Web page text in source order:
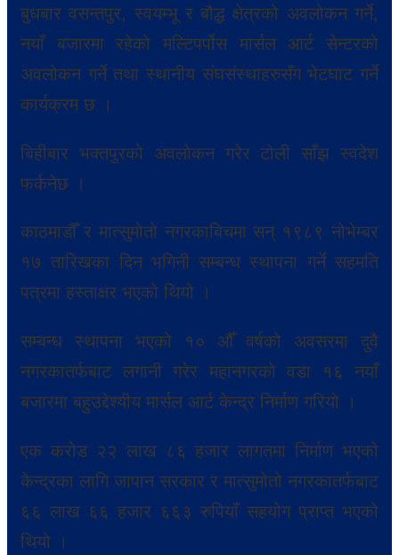
बुधबार वसन्तपुर, स्वयम्भू र बौद्ध क्षेत्रको अवलोकन गर्ने,
नयाँ बजारमा रहेको मल्टिपर्पोस मार्सल आर्ट सेन्टरको
अवलोकन गर्ने तथा स्थानीय संघसंस्थाहरुसँग भेटघाट गर्ने
कार्यक्रम छ ।
बिहीबार भक्तपुरको अवलोकन गरेर टोली साँझ स्वदेश
फर्कनेछ ।
काठमाडौँ र मात्सुमोतो नगरकाबिचमा सन् १९८९ नोभेम्बर
१७ तारिखका दिन भगिनी सम्बन्ध स्थापना गर्ने सहमति
पत्रमा हस्ताक्षर भएको थियो ।
सम्बन्ध स्थापना भएको १० औँ वर्षको अवसरमा दुवै
नगरकातर्फबाट लगानी गरेर महानगरको वडा १६ नयाँ
बजारमा बहुउद्देश्यीय मार्सल आर्ट केन्द्र निर्माण गरियो ।
एक करोड २२ लाख ८६ हजार लागतमा निर्माण भएको
केन्द्रका लागि जापान सरकार र मात्सुमोतो नगरकातर्फबाट
६६ लाख ६६ हजार ६६३ रुपियाँ सहयोग प्राप्त भएको
थियो ।